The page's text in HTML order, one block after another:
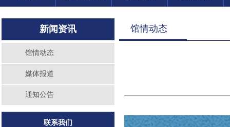
新闻资讯
馆情动态
媒体报道
通知公告
联系我们
馆情动态